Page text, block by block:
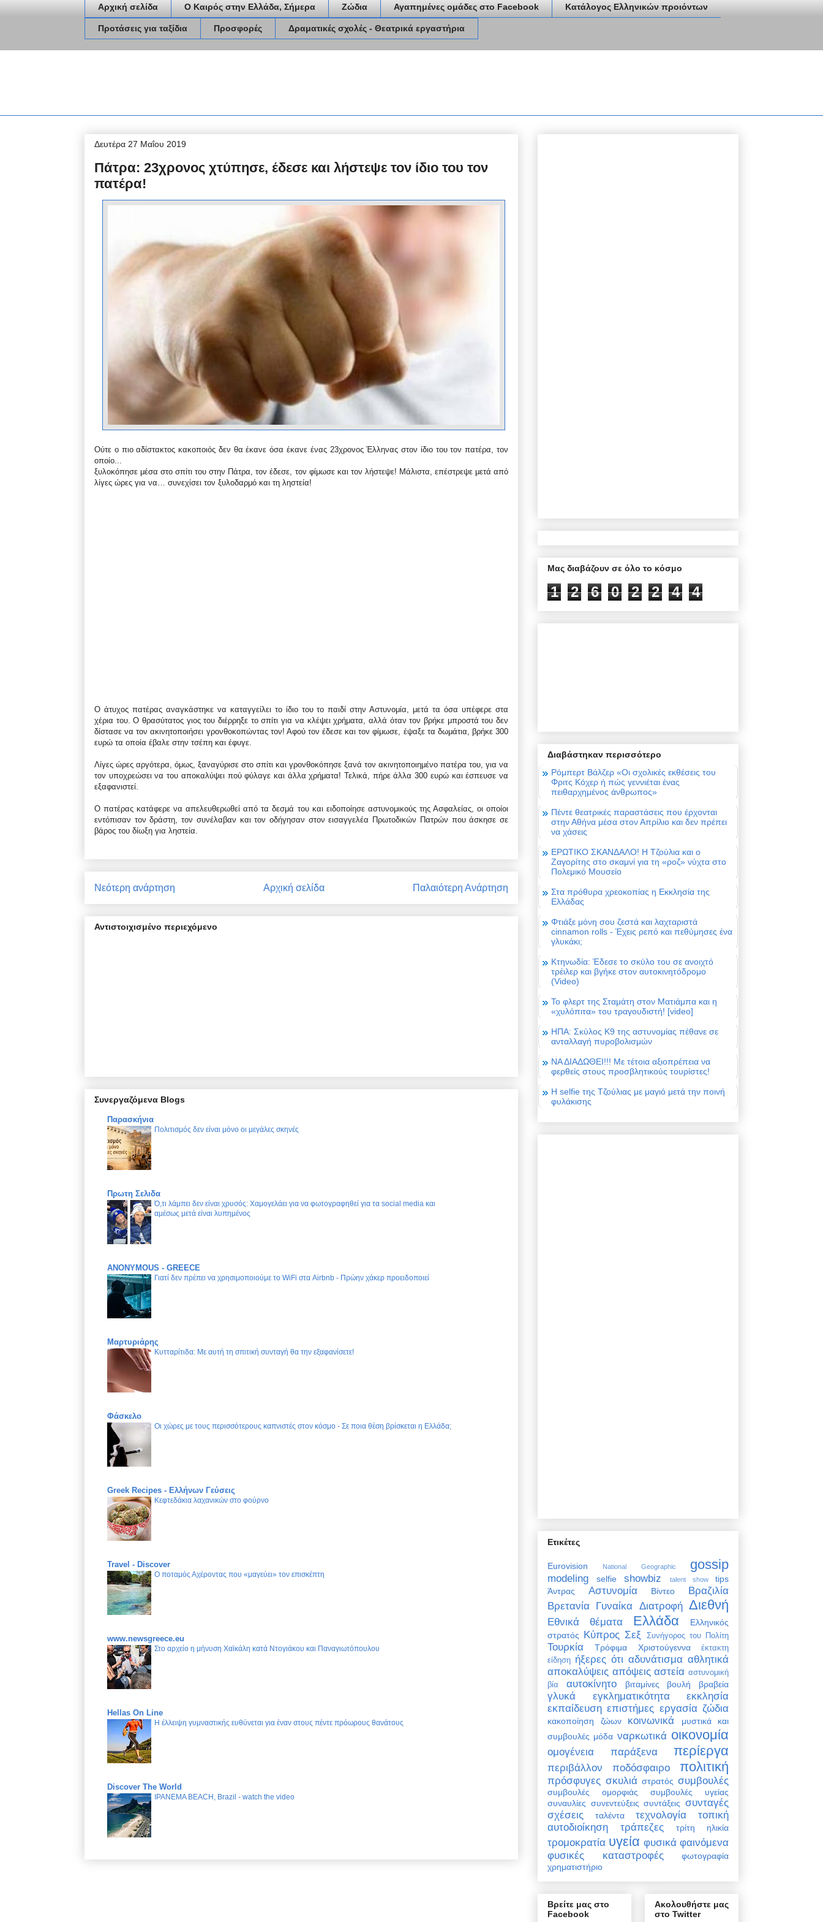
Αρχική σελίδα Ο Καιρός στην Ελλάδα, Σήμερα Ζώδια Αγαπημένες ομάδες στο Facebook Κατάλογος Ελληνικών προιόντων
Προτάσεις για ταξίδια Προσφορές Δραματικές σχολές - Θεατρικά εργαστήρια
Δευτέρα 27 Μαΐου 2019
Πάτρα: 23χρονος χτύπησε, έδεσε και λήστεψε τον ίδιο του τον
πατέρα!
Ούτε ο πιο αδίστακτος κακοποιός δεν θα έκανε όσα έκανε ένας 23χρονος Έλληνας στον ίδιο του τον πατέρα, τον
οποίο...
ξυλοκόπησε μέσα στο σπίτι του στην Πάτρα, τον έδεσε, τον φίμωσε και τον λήστεψε! Μάλιστα, επέστρεψε μετά από
λίγες ώρες για να… συνεχίσει τον ξυλοδαρμό και τη ληστεία!
Ο άτυχος πατέρας αναγκάστηκε να καταγγείλει το ίδιο του το παιδί στην Αστυνομία, μετά τα όσα υπέφερε στα
χέρια του. Ο θρασύτατος γιος του διέρρηξε το σπίτι για να κλέψει χρήματα, αλλά όταν τον βρήκε μπροστά του δεν
δίστασε να τον ακινητοποιήσει γρονθοκοπώντας τον! Αφού τον έδεσε και τον φίμωσε, έψαξε τα δωμάτια, βρήκε 300
ευρώ τα οποία έβαλε στην τσέπη και έφυγε.
Λίγες ώρες αργότερα, όμως, ξαναγύρισε στο σπίτι και γρονθοκόπησε ξανά τον ακινητοποιημένο πατέρα του, για να
τον υποχρεώσει να του αποκαλύψει πού φύλαγε και άλλα χρήματα! Τελικά, πήρε άλλα 300 ευρώ και έσπευσε να
εξαφανιστεί.
Ο πατέρας κατάφερε να απελευθερωθεί από τα δεσμά του και ειδοποίησε αστυνομικούς της Ασφαλείας, οι οποίοι
εντόπισαν τον δράστη, τον συνέλαβαν και τον οδήγησαν στον εισαγγελέα Πρωτοδικών Πατρών που άσκησε σε
βάρος του δίωξη για ληστεία.
Νεότερη ανάρτηση Παλαιότερη Ανάρτηση
Αρχική σελίδα
Αντιστοιχισμένο περιεχόμενο
Συνεργαζόμενα Blogs
Παρασκήνια
Πολιτισμός δεν είναι μόνο οι μεγάλες σκηνές
Πρωτη Σελιδα
Ό,τι λάμπει δεν είναι χρυσός: Χαμογελάει για να φωτογραφηθεί για τα social media και
αμέσως μετά είναι λυπημένος
ANONYMOUS - GREECE
Γιατί δεν πρέπει να χρησιμοποιούμε το WiFi στα Airbnb - Πρώην χάκερ προειδοποιεί
Μαρτυριάρης
Κυτταρίτιδα: Με αυτή τη σπιτική συνταγή θα την εξαφανίσετε!
Φάσκελο
Οι χώρες με τους περισσότερους καπνιστές στον κόσμο - Σε ποια θέση βρίσκεται η Ελλάδα;
Greek Recipes - Ελλήνων Γεύσεις
Κεφτεδάκια λαχανικών στο φούρνο
Travel - Discover
Ο ποταμός Αχέροντας που «μαγεύει» τον επισκέπτη
www.newsgreece.eu
Στο αρχείο η μήνυση Χαϊκάλη κατά Ντογιάκου και Παναγιωτόπουλου
Hellas On Line
Η έλλειψη γυμναστικής ευθύνεται για έναν στους πέντε πρόωρους θανάτους
Discover The World
IPANEMA BEACH, Brazil - watch the video
Μας διαβάζουν σε όλο το κόσμο
1 2 6 0 2 2 4 4
Διαβάστηκαν περισσότερο
Ρόμπερτ Βάλζερ «Οι σχολικές εκθέσεις του
Φριτς Κόχερ ή πώς γεννιέται ένας
πειθαρχημένος άνθρωπος»
Πέντε θεατρικές παραστάσεις που έρχονται
στην Αθήνα μέσα στον Απρίλιο και δεν πρέπει
να χάσεις
ΕΡΩΤΙΚΟ ΣΚΑΝΔΑΛΟ! Η Τζούλια και ο
Ζαγορίτης στο σκαμνί για τη «ροζ» νύχτα στο
Πολεμικό Μουσείο
Στα πρόθυρα χρεοκοπίας η Εκκλησία της
Ελλάδας
Φτιάξε μόνη σου ζεστά και λαχταριστά
cinnamon rolls - Έχεις ρεπό και πεθύμησες ένα
γλυκάκι;
Κτηνωδία: Έδεσε το σκύλο του σε ανοιχτό
τρέιλερ και βγήκε στον αυτοκινητόδρομο
(Video)
Το φλερτ της Σταμάτη στον Ματιάμπα και η
«χυλόπιτα» του τραγουδιστή! [video]
ΗΠΑ: Σκύλος Κ9 της αστυνομίας πέθανε σε
ανταλλαγή πυροβολισμών
ΝΑ ΔΙΑΔΩΘΕΙ!!! Με τέτοια αξιοπρέπεια να
φερθείς στους προσβλητικούς τουρίστες!
Η selfie της Τζούλιας με μαγιό μετά την ποινή
φυλάκισης
Ετικέτες
Eurovision National Geographic gossip
modeling selfie showbiz talent show
tips
Άντρας
Αστυνομία Βίντεο
Βραζιλία
Βρετανία Γυναίκα Διατροφή Διεθνή
Εθνικά θέματα Ελλάδα
Ελληνικός
στρατός Κύπρος Σεξ Συνήγορος του Πολίτη
Τουρκία Τρόφιμα Χριστούγεννα
έκτακτη
είδηση ήξερες ότι αδυνάτισμα αθλητικά
αποκαλύψεις απόψεις αστεία αστυνομική
βία
αυτοκίνητο βιταμίνες βουλή βραβεία
γλυκά εγκληματικότητα
εκκλησία
εκπαίδευση επιστήμες εργασία ζώδια
κακοποίηση ζώων κοινωνικά
μυστικά και
συμβουλές μόδα ναρκωτικά οικονομία
ομογένεια παράξενα περίεργα
περιβάλλον ποδόσφαιρο πολιτική
πρόσφυγες σκυλιά στρατός συμβουλές
συμβουλές ομορφιάς
συμβουλές υγείας
συναυλίες συνεντεύξεις συντάξεις συνταγές
σχέσεις
ταλέντα τεχνολογία
τοπική
αυτοδιοίκηση
τράπεζες τρίτη ηλικία
τρομοκρατία υγεία φυσικά φαινόμενα
φυσικές καταστροφές
φωτογραφία
χρηματιστήριο
Βρείτε μας στο
Facebook
Ακολουθήστε μας
στο Twitter